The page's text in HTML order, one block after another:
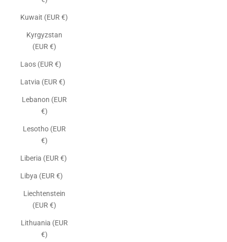
Kuwait (EUR €)
Kyrgyzstan
(EUR €)
Laos (EUR €)
Latvia (EUR €)
Lebanon (EUR
€)
Lesotho (EUR
€)
Liberia (EUR €)
Libya (EUR €)
Liechtenstein
(EUR €)
Lithuania (EUR
€)